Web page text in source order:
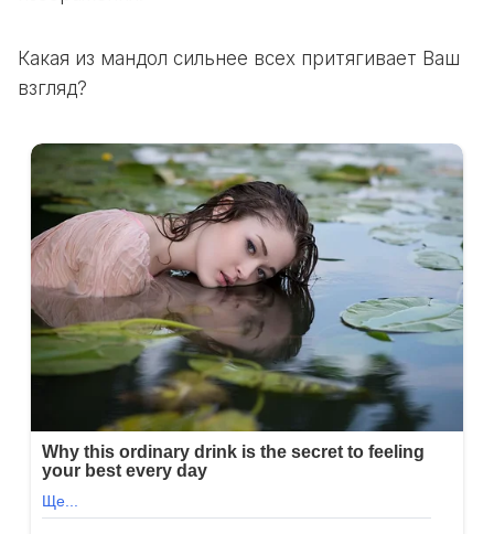
Какая из мандол сильнее всех притягивает Ваш
взгляд?